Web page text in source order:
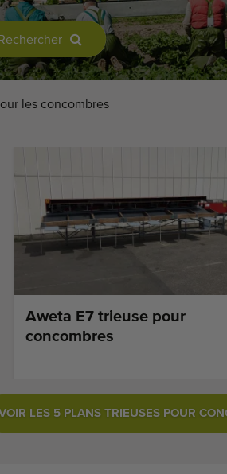
Rechercher
les concombres
Aweta E7 trieuse pour
concombres
LES 5 PLANS TRIEUSES POUR